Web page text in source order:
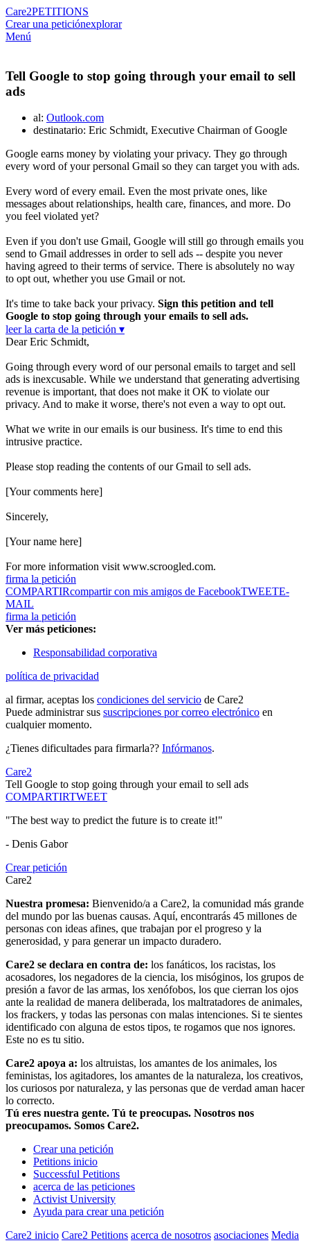
Care2PETITIONS
Crear una peticiónexplorar
Menú
Tell Google to stop going through your email to sell
ads
al: Outlook.com
destinatario: Eric Schmidt, Executive Chairman of Google
Google earns money by violating your privacy. They go through
every word of your personal Gmail so they can target you with ads.
Every word of every email. Even the most private ones, like
messages about relationships, health care, finances, and more. Do
you feel violated yet?
Even if you don't use Gmail, Google will still go through emails you
send to Gmail addresses in order to sell ads -- despite you never
having agreed to their terms of service. There is absolutely no way
to opt out, whether you use Gmail or not.
It's time to take back your privacy. Sign this petition and tell
Google to stop going through your emails to sell ads.
leer la carta de la petición ▾
Dear Eric Schmidt,
Going through every word of our personal emails to target and sell
ads is inexcusable. While we understand that generating advertising
revenue is important, that does not make it OK to violate our
privacy. And to make it worse, there's not even a way to opt out.
What we write in our emails is our business. It's time to end this
intrusive practice.
Please stop reading the contents of our Gmail to sell ads.
[Your comments here]
Sincerely,
[Your name here]
For more information visit www.scroogled.com.
firma la petición
COMPARTIRcompartir con mis amigos de FacebookTWEETE-
MAIL
firma la petición
Ver más peticiones:
Responsabilidad corporativa
política de privacidad
al firmar, aceptas los condiciones del servicio de Care2
Puede administrar sus suscripciones por correo electrónico en
cualquier momento.
¿Tienes dificultades para firmarla?? Infórmanos.
Care2
Tell Google to stop going through your email to sell ads
COMPARTIRTWEET
"The best way to predict the future is to create it!"
- Denis Gabor
Crear petición
Care2
Nuestra promesa: Bienvenido/a a Care2, la comunidad más grande
del mundo por las buenas causas. Aquí, encontrarás 45 millones de
personas con ideas afines, que trabajan por el progreso y la
generosidad, y para generar un impacto duradero.
Care2 se declara en contra de: los fanáticos, los racistas, los
acosadores, los negadores de la ciencia, los misóginos, los grupos de
presión a favor de las armas, los xenófobos, los que cierran los ojos
ante la realidad de manera deliberada, los maltratadores de animales,
los frackers, y todas las personas con malas intenciones. Si te sientes
identificado con alguna de estos tipos, te rogamos que nos ignores.
Este no es tu sitio.
Care2 apoya a: los altruistas, los amantes de los animales, los
feministas, los agitadores, los amantes de la naturaleza, los creativos,
los curiosos por naturaleza, y las personas que de verdad aman hacer
lo correcto.
Tú eres nuestra gente. Tú te preocupas. Nosotros nos
preocupamos. Somos Care2.
Crear una petición
Petitions inicio
Successful Petitions
acerca de las peticiones
Activist University
Ayuda para crear una petición
Care2 inicio Care2 Petitions acerca de nosotros asociaciones Media